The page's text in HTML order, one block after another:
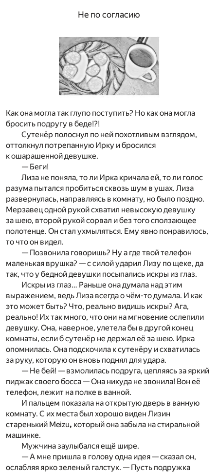
Не по согласию
Как она могла так глупо поступить? Но как она могла
бросить подругу в беде!?!
Сутенёр полоснул по ней похотливым взглядом,
оттолкнул потрепанную Ирку и бросился
к ошарашенной девушке.
— Беги!
Лиза не поняла, то ли Ирка кричала ей, то ли голос
разума пытался пробиться сквозь шум в ушах. Лиза
развернулась, направляясь в комнату, но было поздно.
Мерзавец одной рукой схватил невысокую девушку
за шею, второй рукой сорвал и без того сползающее
полотенце. Он стал ухмыляться. Ему явно понравилось,
то что он видел.
— Позвонила говоришь? Ну а где твой телефон
маленькая врушка? — с силой ударил Лизу по щеке, да
так, что у бедной девушки посыпались искры из глаз.
Искры из глаз… Раньше она думала над этим
выражением, ведь Лиза всегда о чём-то думала. И как
это может быть? Что, реально видишь искры? Ага,
реально! Их так много, что они на мгновение ослепили
девушку. Она, наверное, улетела бы в другой конец
комнаты, если б сутенёр не держал её за шею. Ирка
опомнилась. Она подскочила к сутенёру и схватилась
за руку, которую он вновь поднял для удара.
— Не бей! — взмолилась подруга, цепляясь за яркий
пиджак своего босса — Она никуда не звонила! Вон её
телефон, лежит на полке в ванной.
И пальцем показала на открытую дверь в ванную
комнату. С их места был хорошо виден Лизин
старенький Meizu, который она забыла на стиральной
машинке.
Мужчина заулыбался ещё шире.
— А мне пришла в голову одна идея — сказал он,
ослабляя ярко зеленый галстук. — Пусть подружка